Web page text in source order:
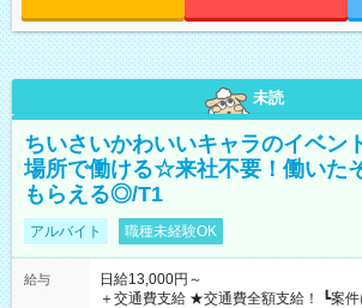
未読
ちいさいかわいいキャラのイベン
場所で働ける☆来社不要！働いた
もらえる◎/T1
アルバイト 職種未経験OK
給与
日給13,000円～
＋交通費支給 ★交通費全額支給！ ┗案件により規定あり ★日払